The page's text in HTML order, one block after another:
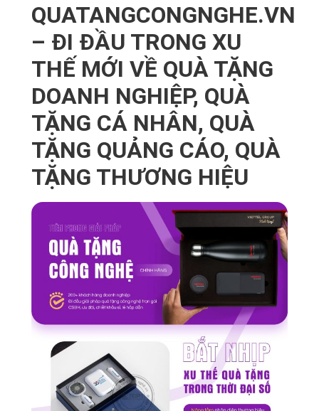
QUATANGCONGNGHE.VN
– ĐI ĐẦU TRONG XU
THẾ MỚI VỀ QUÀ TẶNG
DOANH NGHIỆP, QUÀ
TẶNG CÁ NHÂN, QUÀ
TẶNG QUẢNG CÁO, QUÀ
TẶNG THƯƠNG HIỆU